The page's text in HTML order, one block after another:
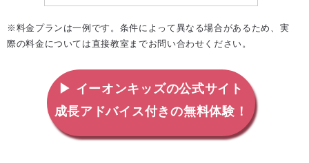
※料金プランは一例です。条件によって異なる場合があるため、実
際の料金については直接教室までお問い合わせください。
▶ イーオンキッズの公式サイト
成長アドバイス付きの無料体験！